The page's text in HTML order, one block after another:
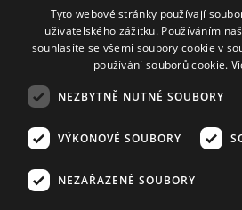
Kříženeckého nám. 322
152 00 Praha 5
IČ 416 93 311
© 2008–2026 EMPRESA MEDIA, a.s.
Zásady ochrany osobních a dalších
Tyto webové stránky používají
uživatelského zážitku. Používáním
souhlasíte se všemi soubory cookie v
používání souborů cookie.
NEZBYTNĚ NUTNÉ SOUBORY
VÝKONOVÉ SOUBORY
NEZAŘAZENÉ SOUBORY